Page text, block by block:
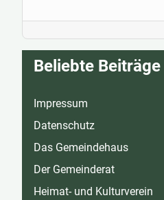
Beliebte Beiträge
Impressum
Datenschutz
Das Gemeindehaus
Der Gemeinderat
Heimat- und Kulturverein